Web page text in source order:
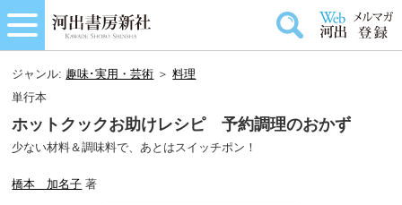
ジャンル: 趣味･実用・芸術 ＞料理
単行本
ホットクックお助けレシピ 予約調理のおかず
少ない材料＆調味料で、あとはスイッチポン！
橋本 加名子 著